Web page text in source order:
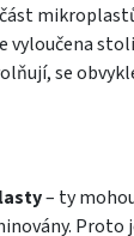
vyloučena
se
– ty
Proto